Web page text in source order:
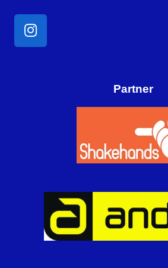
Partner